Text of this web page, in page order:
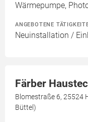
Wärmepumpe,
ANGEBOTENE
Neuinstallation /
Färber
Blomestraße 6, 25524
Büttel)